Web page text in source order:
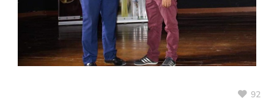
92